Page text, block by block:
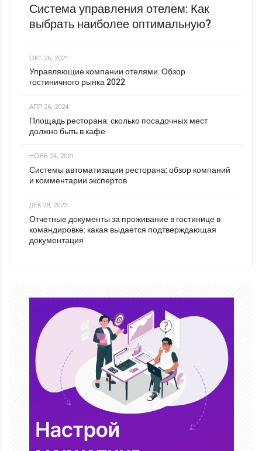
Система управления отелем: Как
выбрать наиболее оптимальную?
ОКТ 26, 2021
Управляющие компании отелями: Обзор
гостиничного рынка 2022
АПР 26, 2024
Площадь ресторана: сколько посадочных мест
должно быть в кафе
НОЯБ 24, 2021
Системы автоматизации ресторана: обзор компаний
и комментарии экспертов
ДЕК 28, 2023
Отчетные документы за проживание в гостинице в
командировке: какая выдается подтверждающая
документация